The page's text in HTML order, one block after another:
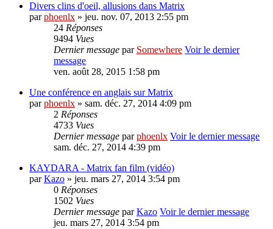
Divers clins d'oeil, allusions dans Matrix
parphoenlx » jeu. nov. 07, 2013 2:55 pm
24 Réponses
9494 Vues
Dernier message par Somewhere Voir le dernier
message
ven. août 28, 2015 1:58 pm
Une conférence en anglais sur Matrix
parphoenlx » sam. déc. 27, 2014 4:09 pm
2 Réponses
4733 Vues
Dernier message parphoenlx Voir le dernier message
sam. déc. 27, 2014 4:39 pm
KAYDARA - Matrix fan film (vidéo)
parKazo » jeu. mars 27, 2014 3:54 pm
0 Réponses
1502 Vues
Dernier message parKazo Voir le dernier message
jeu. mars 27, 2014 3:54 pm